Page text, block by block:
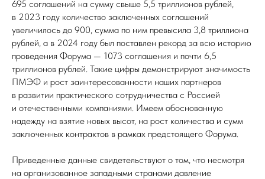
695 соглашений на сумму свыше 5,5 триллионов рублей,
в 2023 году количество заключенных соглашений
увеличилось до 900, сумма по ним превысила 3,8 триллиона
рублей, а в 2024 году был поставлен рекорд за всю историю
проведения Форума — 1073 соглашения и почти 6,5
триллионов рублей. Такие цифры демонстрируют значимость
ПМЭФ и рост заинтересованности наших партнеров
в развитии практического сотрудничества с Россией
и отечественными компаниями. Имеем обоснованную
надежду на взятие новых высот, на рост количества и сумм
заключенных контрактов в рамках предстоящего Форума.
Приведенные данные свидетельствуют о том, что несмотря
на организованное западными странами давление